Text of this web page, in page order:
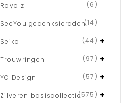
Royolz (6)
SeeYou gedenksieraden(14)
Seiko (44)
Trouwringen (97)
YO Design (57)
Zilveren basiscollectie(575)